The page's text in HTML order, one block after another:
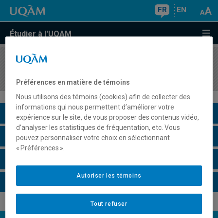
FR EN
Étudier à l'UQAM
COURS//
Description du cours
Horaire - Été 2026
Préférences en matière de témoins
Nous utilisons des témoins (cookies) afin de collecter des
informations qui nous permettent d’améliorer votre
expérience sur le site, de vous proposer des contenus vidéo,
d’analyser les statistiques de fréquentation, etc. Vous
pouvez personnaliser votre choix en sélectionnant
« Préférences ».
Tout refuser
Autoriser les témoins